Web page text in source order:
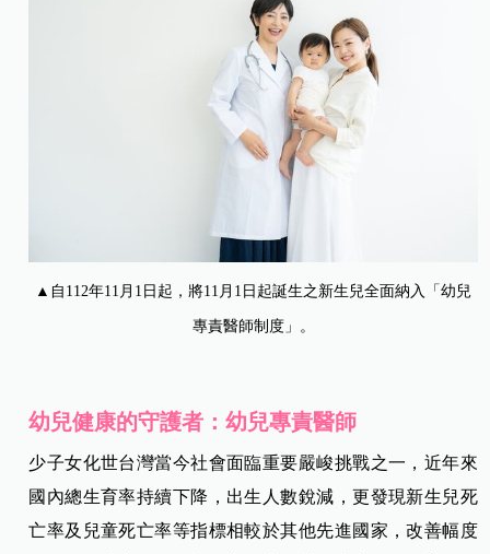
▲自112年11月1日起，將11月1日起誕生之新生兒全面納入「幼兒
專責醫師制度」。
幼兒健康的守護者：幼兒專責醫師
少子女化世台灣當今社會面臨重要嚴峻挑戰之一，近年來
國內總生育率持續下降，出生人數銳減，更發現新生兒死
亡率及兒童死亡率等指標相較於其他先進國家，改善幅度